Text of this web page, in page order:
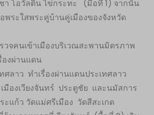
โอวัลติน ไข่กระทะ (มื้อที่ 1) จากนั้น
พระใสพระคู่บ้านคู่เมืองของจังหวัด
วจคนเข้าเมืองบริเวณสะพานมิตรภาพ
องผ่านแดน
ศลาว ทำเรื่องผ่านแดนประเทศลาว
มืองเวียงจันทร์ ประตูชัย และนมัสการ
แก้ว วัดแม่ศรีเมือง วัดสีสะเกด